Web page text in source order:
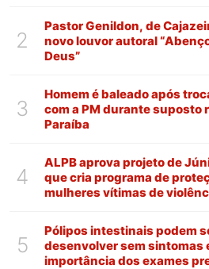
2
Pastor Genildon, de
novo louvor autoral
Deus”
3
Homem é baleado após
com a PM durante suposto
Paraíba
4
ALPB aprova projeto de
que cria programa de
mulheres vítimas de
5
Pólipos intestinais podem
desenvolver sem sintomas
importância dos exames